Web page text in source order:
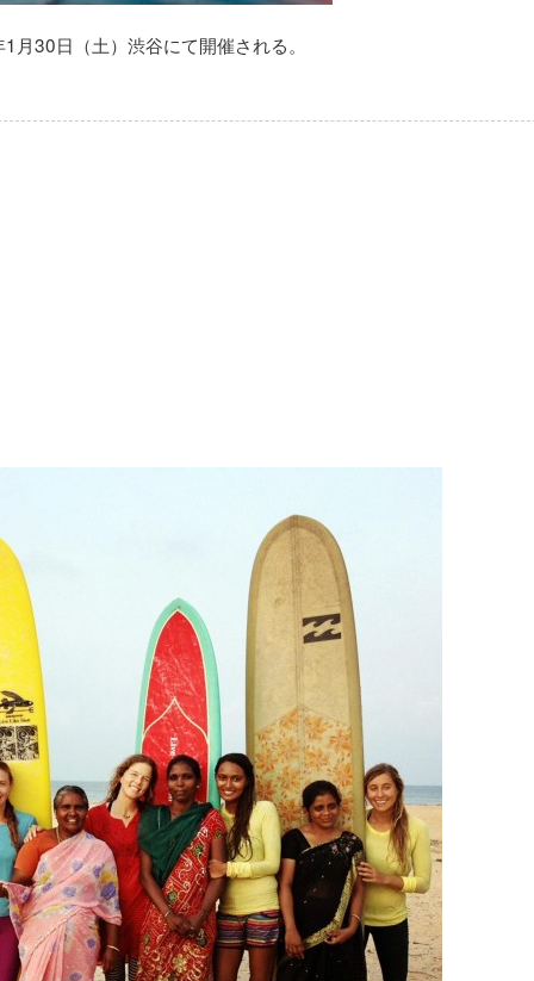
30日（土）渋谷にて開催される。